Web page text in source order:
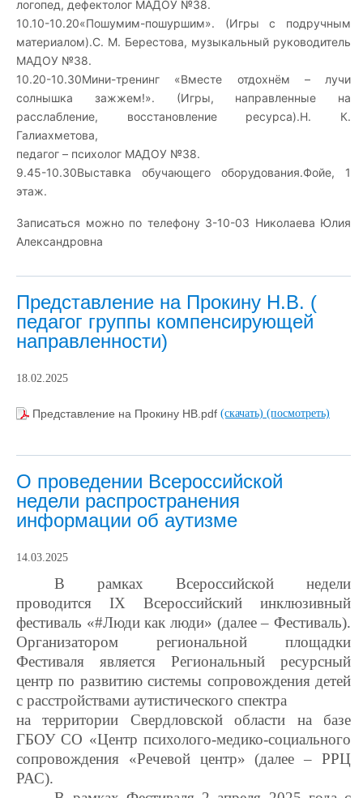
логопед, дефектолог МАДОУ №38.
10.10-10.20«Пошумим-пошуршим». (Игры с подручным
материалом).С. М. Берестова, музыкальный руководитель
МАДОУ №38.
10.20-10.30Мини-тренинг «Вместе отдохнём – лучи
солнышка зажжем!». (Игры, направленные на
расслабление, восстановление ресурса).Н. К.
Галиахметова,
педагог – психолог МАДОУ №38.
9.45-10.30Выставка обучающего оборудования.Фойе, 1
этаж.
Записаться можно по телефону 3-10-03 Николаева Юлия
Александровна
Представление на Прокину Н.В. (
педагог группы компенсирующей
направленности)
18.02.2025
Представление на Прокину НВ.pdf (скачать) (посмотреть)
О проведении Всероссийской
недели распространения
информации об аутизме
14.03.2025
В рамках Всероссийской недели
проводится IX Всероссийский инклюзивный
фестиваль «#Люди как люди» (далее – Фестиваль).
Организатором региональной площадки
Фестиваля является Региональный ресурсный
центр по развитию системы сопровождения детей
с расстройствами аутистического спектра
на территории Свердловской области на базе
ГБОУ СО «Центр психолого-медико-социального
сопровождения «Речевой центр» (далее – РРЦ
РАС).